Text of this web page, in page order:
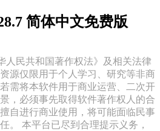
简体中文免费版
人民共和国著作权法》及相关法律
源仅限用于个人学习、研究等非商
需将本软件用于商业运营、二次开
，必须事先取得软件著作权人的合
自进行商业使用，将可能面临民事
。 本平台已尽到合理提示义务，